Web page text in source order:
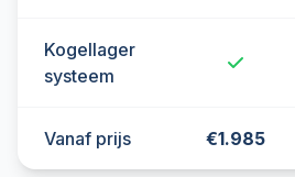
Kogellager
systeem
Vanaf prijs €1.985